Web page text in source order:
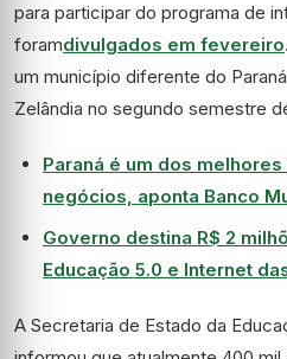
para participar do programa de
foramdivulgados em fevereiro
um município diferente do
Zelândia no segundo semestre
Paraná é um dos
negócios, aponta Banco
Governo destina R$ 2
Educação 5.0 e Internet
A Secretaria de Estado da